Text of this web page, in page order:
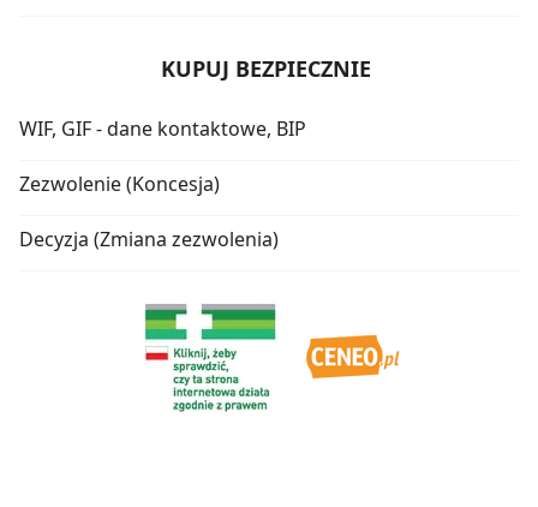
KUPUJ BEZPIECZNIE
WIF, GIF - dane kontaktowe, BIP
Zezwolenie (Koncesja)
Decyzja (Zmiana zezwolenia)